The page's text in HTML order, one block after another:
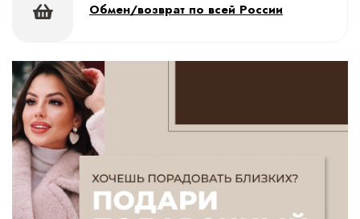
Обмен/возврат по всей России